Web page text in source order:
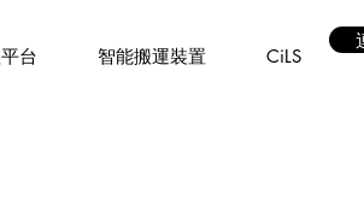
台 智能搬運裝置 CiLS